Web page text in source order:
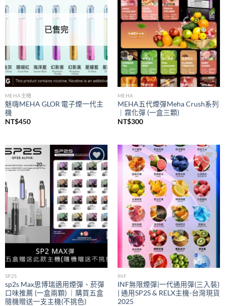
已售完
MEHA主機
魅嗨MEHA GLOR 電子煙一代主
機
NT$450
MEHA
MEHA五代煙彈Meha Crush系列
｜霧化彈 (一盒三顆)
NT$300
Add to
wishlist
SP2S
sp2s Max思博瑞適用煙彈、菸彈
口味推薦 (一盒兩顆) ｜購買五盒
隨機贈送一支主機(不挑色)
Add to
wishlist
INF
INF無限煙彈|一代通用彈(三入裝)
| 通用SP2S & RELX主機-台灣現貨
2025